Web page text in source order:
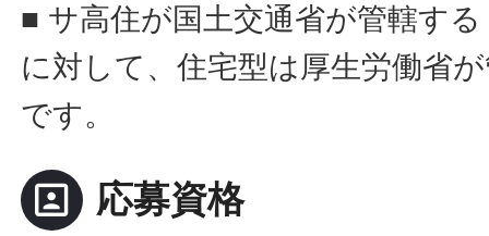
■ サ高住が国土交通省が管轄す
に対して、住宅型は厚生労働省
です。
portrait 応募資格